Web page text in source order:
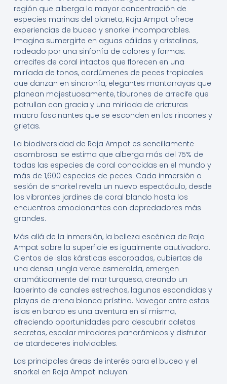
región que alberga la mayor concentración de
especies marinas del planeta, Raja Ampat ofrece
experiencias de buceo y snorkel incomparables.
Imagina sumergirte en aguas cálidas y cristalinas,
rodeado por una sinfonía de colores y formas:
arrecifes de coral intactos que florecen en una
miríada de tonos, cardúmenes de peces tropicales
que danzan en sincronía, elegantes mantarrayas que
planean majestuosamente, tiburones de arrecife que
patrullan con gracia y una miríada de criaturas
macro fascinantes que se esconden en los rincones y
grietas.
La biodiversidad de Raja Ampat es sencillamente
asombrosa: se estima que alberga más del 75% de
todas las especies de coral conocidas en el mundo y
más de 1,600 especies de peces. Cada inmersión o
sesión de snorkel revela un nuevo espectáculo, desde
los vibrantes jardines de coral blando hasta los
encuentros emocionantes con depredadores más
grandes.
Más allá de la inmersión, la belleza escénica de Raja
Ampat sobre la superficie es igualmente cautivadora.
Cientos de islas kársticas escarpadas, cubiertas de
una densa jungla verde esmeralda, emergen
dramáticamente del mar turquesa, creando un
laberinto de canales estrechos, lagunas escondidas y
playas de arena blanca prístina. Navegar entre estas
islas en barco es una aventura en sí misma,
ofreciendo oportunidades para descubrir caletas
secretas, escalar miradores panorámicos y disfrutar
de atardeceres inolvidables.
Las principales áreas de interés para el buceo y el
snorkel en Raja Ampat incluyen: